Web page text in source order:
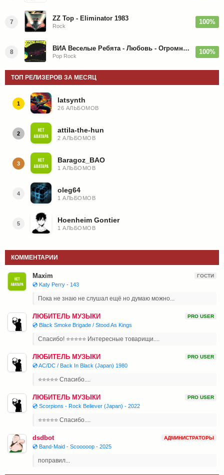
7 ZZ Top - Eliminator 1983
Rock
100%
8 ВИА Веселые Ребята - Любовь - Огромная Страна - 1974/2026
Pop Rock
100%
ТОП РЕЛИЗЕРОВ ЗА МЕСЯЦ
1 latsynth
26 АЛЬБОМОВ
2 attila-the-hun
2 АЛЬБОМОВ
3 Baragoz_BAO
1 АЛЬБОМОВ
4 oleg64
1 АЛЬБОМОВ
5 Hoenheim Gontier
1 АЛЬБОМОВ
КОММЕНТАРИИ
Maxim ГОСТИ
💿 Katy Perry - 143
Пока не знаю не слушал ещё но думаю можно...
ЛЮБИТЕЛЬ МУЗЫКИ PRO USER
💿 Black Smoke Brigade / Stood As Kings
Спасибо! ⭐⭐⭐⭐⭐ Интересные товарищи....
ЛЮБИТЕЛЬ МУЗЫКИ PRO USER
💿 AC/DC / Back In Black (Japan) 1980
⭐⭐⭐⭐⭐ Спасибо....
ЛЮБИТЕЛЬ МУЗЫКИ PRO USER
💿 Scorpions - Rock Believer (Japan) - 2022
⭐⭐⭐⭐⭐ Спасибо....
dsdbot АДМИНИСТРАТОРЫ
💿 Band-Maid - Scooooop - 2025
поправил...